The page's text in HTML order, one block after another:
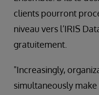
clients pourront
niveau vers l’IRIS
gratuitement.
"Increasingly,
simultaneously